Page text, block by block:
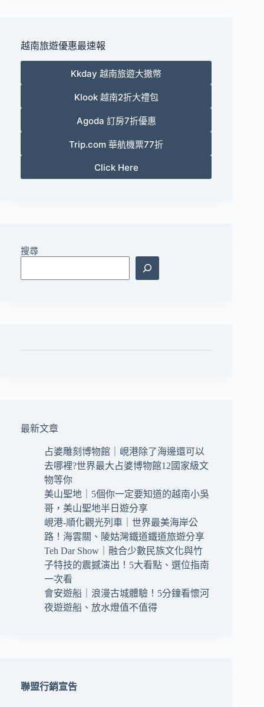
越南旅遊優惠最速報
Kkday 越南旅遊大撒幣
Klook 越南2折大禮包
Agoda 訂房7折優惠
Trip.com 華航機票77折
Click Here
搜尋
最新文章
占婆雕刻博物館｜峴港除了海邊還可以
去哪裡?世界最大占婆博物館12國家級文
物等你
美山聖地｜5個你一定要知道的越南小吳
哥，美山聖地半日遊分享
峴港-順化觀光列車｜世界最美海岸公
路！海雲關、陵姑灣鐵道鐵道旅遊分享
Teh Dar Show｜融合少數民族文化與竹
子特技的震撼演出！5大看點、選位指南
一次看
會安遊船｜浪漫古城體驗！5分鐘看懷河
夜遊遊船、放水燈值不值得
聯盟行銷宣告